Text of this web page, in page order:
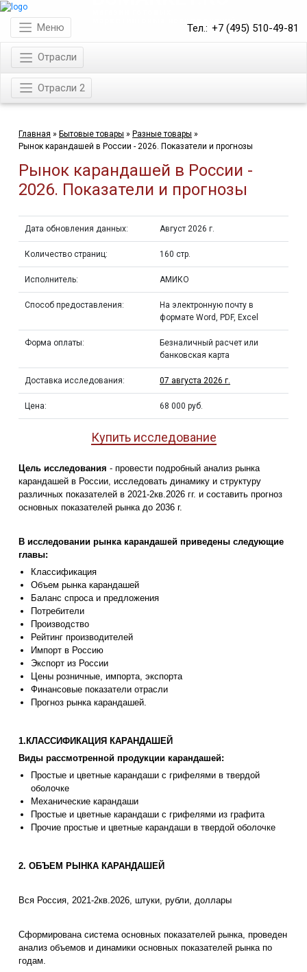
Тел.: +7 (495) 510-49-81
Меню
Отрасли
Отрасли 2
Главная » Бытовые товары » Разные товары »
Рынок карандашей в России - 2026. Показатели и прогнозы
Рынок карандашей в России -
2026. Показатели и прогнозы
Дата обновления данных: Август 2026 г.
Количество страниц: 160 стр.
Исполнитель: АМИКО
Способ предоставления:
На электронную почту в
формате Word, PDF, Excel
Форма оплаты:
Безналичный расчет или
банковская карта
Доставка исследования: 07 августа 2026 г.
Цена: 68 000 руб.
Купить исследование
Цель исследования - провести подробный анализ рынка
карандашей в России, исследовать динамику и структуру
различных показателей в 2021-2кв.2026 гг. и составить прогноз
основных показателей рынка до 2036 г.
В исследовании рынка карандашей приведены следующие
главы:
Классификация
Объем рынка карандашей
Баланс спроса и предложения
Потребители
Производство
Рейтинг производителей
Импорт в Россию
Экспорт из России
Цены розничные, импорта, экспорта
Финансовые показатели отрасли
Прогноз рынка карандашей.
1.КЛАССИФИКАЦИЯ КАРАНДАШЕЙ
Виды рассмотренной продукции карандашей:
Простые и цветные карандаши с грифелями в твердой
оболочке
Механические карандаши
Простые и цветные карандаши с грифелями из графита
Прочие простые и цветные карандаши в твердой оболочке
2. ОБЪЕМ РЫНКА КАРАНДАШЕЙ
Вся Россия, 2021-2кв.2026, штуки, рубли, доллары
Сформирована система основных показателей рынка, проведен
анализ объемов и динамики основных показателей рынка по
годам.